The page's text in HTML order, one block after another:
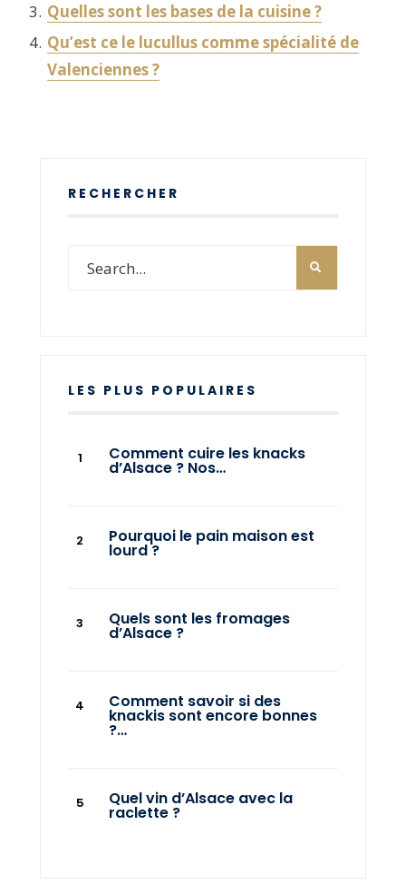
Quelles sont les bases de la cuisine ?
Qu’est ce le lucullus comme spécialité de
Valenciennes ?
RECHERCHER
LES PLUS POPULAIRES
Comment cuire les knacks
d’Alsace ? Nos…
Pourquoi le pain maison est
lourd ?
Quels sont les fromages
d’Alsace ?
Comment savoir si des
knackis sont encore bonnes
?…
Quel vin d’Alsace avec la
raclette ?